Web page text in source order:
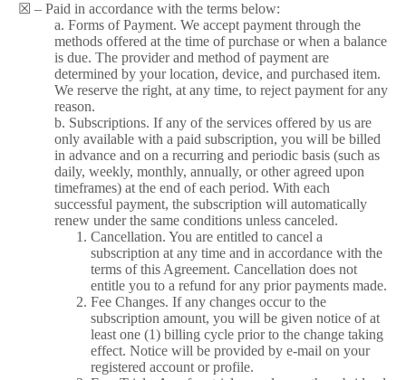
☒ – Paid in accordance with the terms below:
a. Forms of Payment. We accept payment through the
methods offered at the time of purchase or when a balance
is due. The provider and method of payment are
determined by your location, device, and purchased item.
We reserve the right, at any time, to reject payment for any
reason.
b. Subscriptions. If any of the services offered by us are
only available with a paid subscription, you will be billed
in advance and on a recurring and periodic basis (such as
daily, weekly, monthly, annually, or other agreed upon
timeframes) at the end of each period. With each
successful payment, the subscription will automatically
renew under the same conditions unless canceled.
Cancellation. You are entitled to cancel a
subscription at any time and in accordance with the
terms of this Agreement. Cancellation does not
entitle you to a refund for any prior payments made.
Fee Changes. If any changes occur to the
subscription amount, you will be given notice of at
least one (1) billing cycle prior to the change taking
effect. Notice will be provided by e-mail on your
registered account or profile.